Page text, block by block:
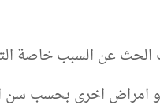
عن السبب خاصة
امراض اخرى بحسب سن